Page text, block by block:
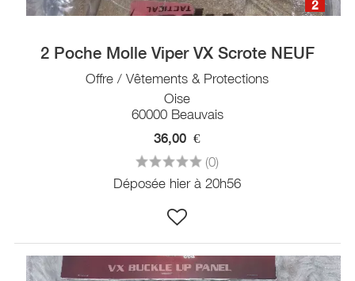
2
2 Poche Molle Viper VX Scrote NEUF
Offre / Vêtements & Protections
Oise
60000 Beauvais
36,00 €
(0)
Déposée hier à 20h56